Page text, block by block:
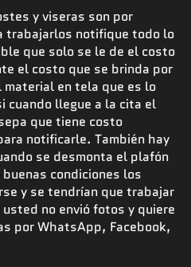
y viseras son por
trabajarlos notifique todo lo
que solo se le de el costo
el costo que se brinda por
en tela que es lo
cuando llegue a la cita el
que tiene costo
notificarle. También hay
se desmonta el plafón
condiciones los
y se tendrían que trabajar
no envió fotos y quiere
por WhatsApp, Facebook,